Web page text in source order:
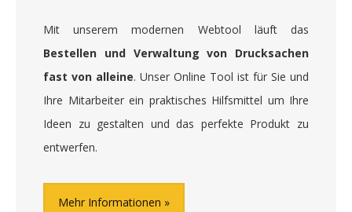
Mit unserem modernen Webtool läuft das
Bestellen und Verwaltung von Drucksachen
fast von alleine. Unser Online Tool ist für Sie und
Ihre Mitarbeiter ein praktisches Hilfsmittel um Ihre
Ideen zu gestalten und das perfekte Produkt zu
entwerfen.
Mehr Informationen